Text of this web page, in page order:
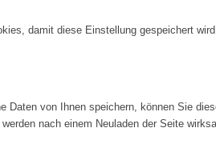
damit diese Einstellung gespeichert
von Ihnen speichern, können Sie
nach einem Neuladen der Seite